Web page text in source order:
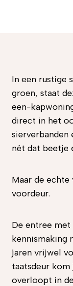
In een rustige
groen, staat
een-
direct in het
sierverbanden
nét dat beetje
Maar de
voordeur.
De entree
kennismaking
jaren vrijwel
taatsdeur kom
overloopt in